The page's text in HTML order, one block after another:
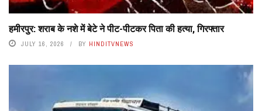
हमीरपुर: शराब के नशे में बेटे ने पीट-पीटकर पिता की हत्या, गिरफ्तार
JULY 16, 2026 BY HINDITVNEWS